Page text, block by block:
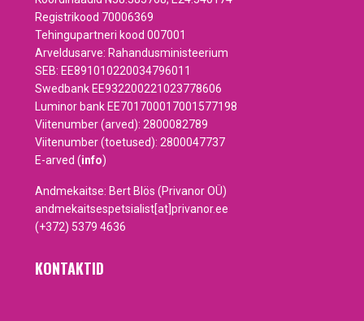
Registrikood 70006369
Tehingupartneri kood 007001
Arveldusarve: Rahandusministeerium
SEB: EE891010220034796011
Swedbank EE932200221023778606
Luminor bank EE701700017001577198
Viitenumber (arved): 2800082789
Viitenumber (toetused): 2800047737
E-arved (info)
Andmekaitse: Bert Blös (Privanor OÜ)
andmekaitsespetsialist[at]privanor.ee
(+372) 5379 4636
KONTAKTID